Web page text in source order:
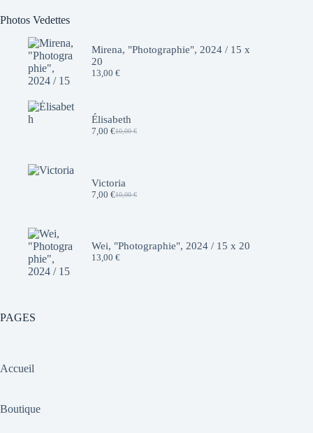
Photos Vedettes
Mirena, "Photographie", 2024 / 15 x
20
13,00 €
Élisabeth
10,00€
Le
10,00 €.
7,00 €Le
7,00 €.
Victoria
10,00€
Le
10,00 €.
7,00 €Le
7,00 €.
Wei, "Photographie", 2024 / 15 x 20
13,00 €
PAGES
Accueil
Boutique